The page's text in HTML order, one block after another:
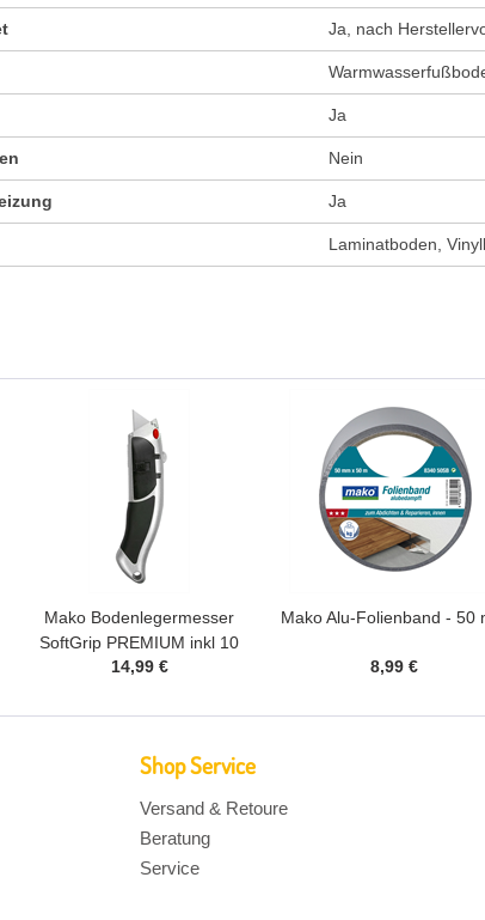
Ja, nach
Ja
Nein
Ja
Laminatboden,
Mako Bodenlegermesser
SoftGrip PREMIUM inkl 10
Klingen
14,99 €
Mako Alu-Folienband - 50
8,99 €
Shop Service
Versand & Retoure
Beratung
Service